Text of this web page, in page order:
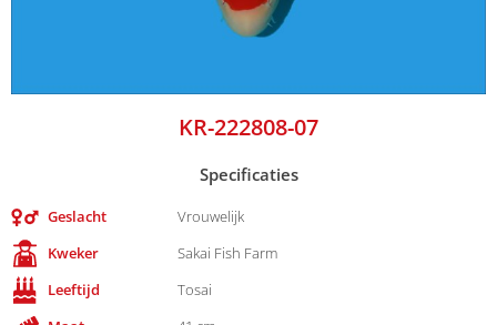
KR-222808-07
Specificaties
Geslacht
Vrouwelijk
Kweker
Sakai Fish Farm
Leeftijd
Tosai